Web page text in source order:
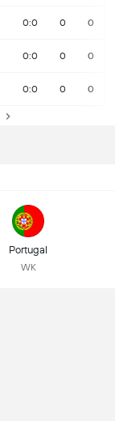
0:0 0 0
0:0 0 0
0:0 0 0
Portugal
WK